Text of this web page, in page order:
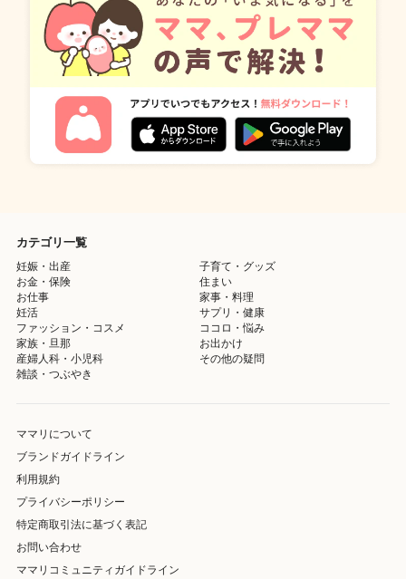
カテゴリ一覧
妊娠・出産
子育て・グッズ
お金・保険
住まい
お仕事
家事・料理
妊活
サプリ・健康
ファッション・コスメ
ココロ・悩み
家族・旦那
お出かけ
産婦人科・小児科
その他の疑問
雑談・つぶやき
ママリについて
ブランドガイドライン
利用規約
プライバシーポリシー
特定商取引法に基づく表記
お問い合わせ
ママリコミュニティガイドライン